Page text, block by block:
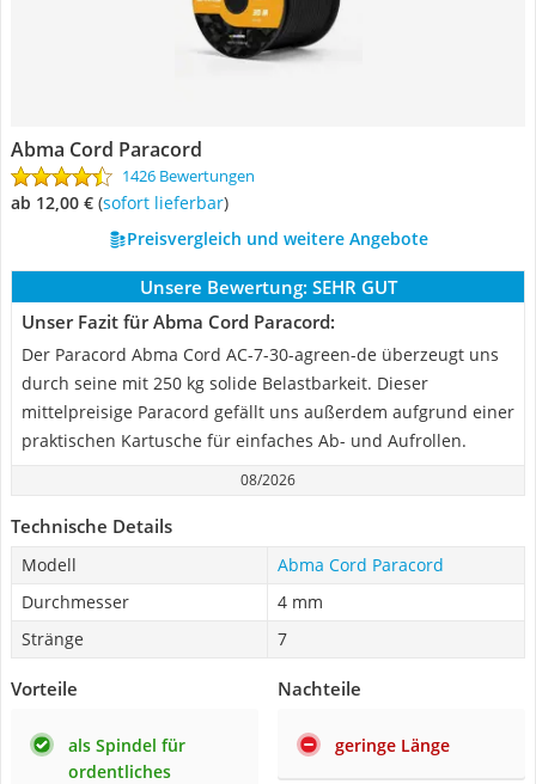
Abma Cord Paracord
1426 Bewertungen
ab 12,00 € ( Sofort lieferbar)
Preisvergleich und weitere Angebote
Unsere Bewertung: SEHR GUT
Unser Fazit für Abma Cord Paracord:
‎Der Paracord Abma Cord AC-7-30-agreen-de überzeugt uns
durch seine mit 250 kg solide Belastbarkeit. Dieser
mittelpreisige Paracord gefällt uns außerdem aufgrund einer
praktischen Kartusche für einfaches Ab- und Aufrollen.
08/2026
Technische Details
Modell
Abma Cord Paracord
Durchmesser
4 mm
Stränge
7
Vorteile
als Spindel für
ordentliches
Nachteile
geringe Länge